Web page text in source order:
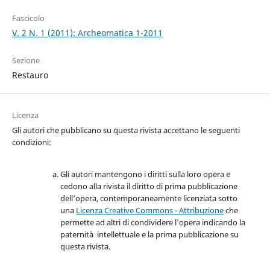
Fascicolo
V. 2 N. 1 (2011): Archeomatica 1-2011
Sezione
Restauro
Licenza
Gli autori che pubblicano su questa rivista accettano le seguenti
condizioni:
Gli autori mantengono i diritti sulla loro opera e
cedono alla rivista il diritto di prima pubblicazione
dell'opera, contemporaneamente licenziata sotto
una Licenza Creative Commons - Attribuzioneche
permette ad altri di condividere l'opera indicando la
paternità intellettuale e la prima pubblicazione su
questa rivista.